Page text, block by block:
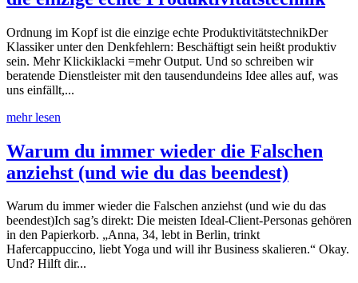
Ordnung im Kopf ist die einzige echte ProduktivitätstechnikDer
Klassiker unter den Denkfehlern: Beschäftigt sein heißt produktiv
sein. Mehr Klickiklacki =mehr Output. Und so schreiben wir
beratende Dienstleister mit den tausendundeins Idee alles auf, was
uns einfällt,...
mehr lesen
Warum du immer wieder die Falschen
anziehst (und wie du das beendest)
Warum du immer wieder die Falschen anziehst (und wie du das
beendest)Ich sag’s direkt: Die meisten Ideal-Client-Personas gehören
in den Papierkorb. „Anna, 34, lebt in Berlin, trinkt
Hafercappuccino, liebt Yoga und will ihr Business skalieren.“ Okay.
Und? Hilft dir...